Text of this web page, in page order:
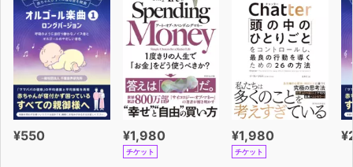
¥550 ¥1,980
チケット
¥1,980
チケット